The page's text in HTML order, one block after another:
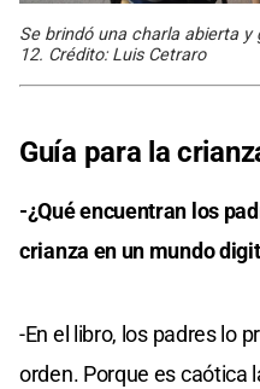
Se brindó una charla abierta
12. Crédito: Luis Cetraro
Guía para la
-¿Qué encuentran los
crianza en un mundo
-En el libro, los padres lo
orden. Porque es caótica